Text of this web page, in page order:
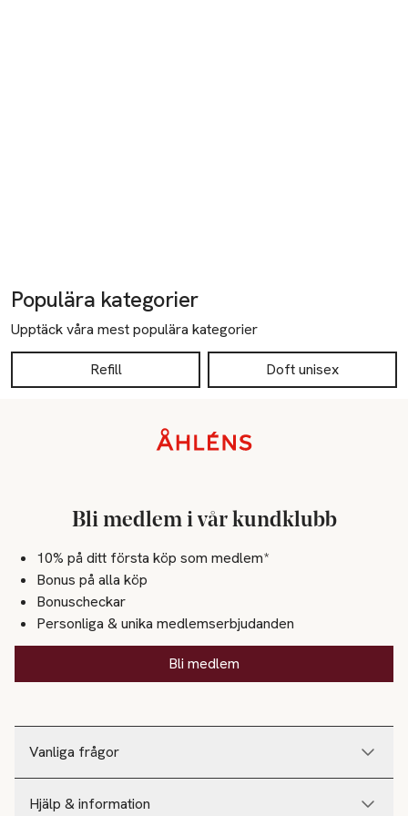
Populära kategorier
Upptäck våra mest populära kategorier
Refill Doft unisex
Vanliga frågor
Hjälp & information
Bli medlem i vår kundklubb
10% på ditt första köp som medlem*
Bonus på alla köp
Bonuscheckar
Personliga & unika medlemserbjudanden
Bli medlem